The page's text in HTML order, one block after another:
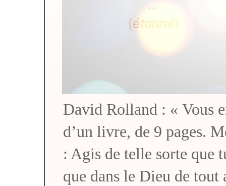
David Rolland : « Vous
d’un livre, de 9 pages.
: Agis de telle sorte que
que dans le Dieu de